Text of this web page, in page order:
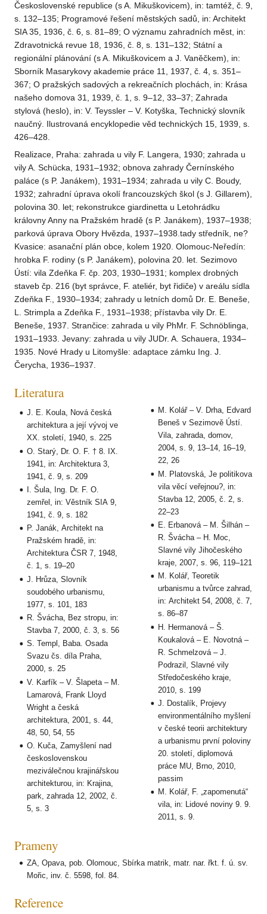
Československé republice (s A. Mikuškovicem), in: tamtéž, č. 9,
s. 132–135; Programové řešení městských sadů, in: Architekt
SIA 35, 1936, č. 6, s. 81–89; O významu zahradních měst, in:
Zdravotnická revue 18, 1936, č. 8, s. 131–132; Státní a
regionální plánování (s A. Mikuškovicem a J. Vaněčkem), in:
Sborník Masarykovy akademie práce 11, 1937, č. 4, s. 351–
367; O pražských sadových a rekreačních plochách, in: Krása
našeho domova 31, 1939, č. 1, s. 9–12, 33–37; Zahrada
stylová (heslo), in: V. Teyssler – V. Kotyška, Technický slovník
naučný. Ilustrovaná encyklopedie věd technických 15, 1939, s.
426–428.
Realizace, Praha: zahrada u vily F. Langera, 1930; zahrada u
vily A. Schücka, 1931–1932; obnova zahrady Černínského
paláce (s P. Janákem), 1931–1934; zahrada u vily C. Boudy,
1932; zahradní úprava okolí francouzských škol (s J. Gillarem),
polovina 30. let; rekonstrukce giardinetta u Letohrádku
královny Anny na Pražském hradě (s P. Janákem), 1937–1938;
parková úprava Obory Hvězda, 1937–1938.tady středník, ne?
Kvasice: asanační plán obce, kolem 1920. Olomouc-Neředín:
hrobka F. rodiny (s P. Janákem), polovina 20. let. Sezimovo
Ústí: vila Zdeňka F. čp. 203, 1930–1931; komplex drobných
staveb čp. 216 (byt správce, F. ateliér, byt řidiče) v areálu sídla
Zdeňka F., 1930–1934; zahrady u letních domů Dr. E. Beneše,
L. Strimpla a Zdeňka F., 1931–1938; přístavba vily Dr. E.
Beneše, 1937. Strančice: zahrada u vily PhMr. F. Schnöblinga,
1931–1933. Jevany: zahrada u vily JUDr. A. Schauera, 1934–
1935. Nové Hrady u Litomyšle: adaptace zámku Ing. J.
Čerycha, 1936–1937.
Literatura
J. E. Koula, Nová česká
architektura a její vývoj ve
XX. století, 1940, s. 225
O. Starý, Dr. O. F. † 8. IX.
1941, in: Architektura 3,
1941, č. 9, s. 209
I. Šula, Ing. Dr. F. O.
zemřel, in: Věstník SIA 9,
1941, č. 9, s. 182
P. Janák, Architekt na
Pražském hradě, in:
Architektura ČSR 7, 1948,
č. 1, s. 19–20
J. Hrůza, Slovník
soudobého urbanismu,
1977, s. 101, 183
R. Švácha, Bez stropu, in:
Stavba 7, 2000, č. 3, s. 56
S. Templ, Baba. Osada
Svazu čs. díla Praha,
2000, s. 25
V. Karfík – V. Šlapeta – M.
Lamarová, Frank Lloyd
Wright a česká
architektura, 2001, s. 44,
48, 50, 54, 55
O. Kuča, Zamyšlení nad
československou
meziválečnou krajinářskou
architekturou, in: Krajina,
park, zahrada 12, 2002, č.
5, s. 3
M. Kolář – V. Drha, Edvard
Beneš v Sezimově Ústí.
Vila, zahrada, domov,
2004, s. 9, 13–14, 16–19,
22, 26
M. Platovská, Je politikova
vila věcí veřejnou?, in:
Stavba 12, 2005, č. 2, s.
22–23
E. Erbanová – M. Šilhán –
R. Švácha – H. Moc,
Slavné vily Jihočeského
kraje, 2007, s. 96, 119–121
M. Kolář, Teoretik
urbanismu a tvůrce zahrad,
in: Architekt 54, 2008, č. 7,
s. 86–87
H. Hermanová – Š.
Koukalová – E. Novotná –
R. Schmelzová – J.
Podrazil, Slavné vily
Středočeského kraje,
2010, s. 199
J. Dostalík, Projevy
environmentálního myšlení
v české teorii architektury
a urbanismu první poloviny
20. století, diplomová
práce MU, Brno, 2010,
passim
M. Kolář, F. „zapomenutá“
vila, in: Lidové noviny 9. 9.
2011, s. 9.
Prameny
ZA, Opava, pob. Olomouc, Sbírka matrik, matr. nar. řkt. f. ú. sv.
Mořic, inv. č. 5598, fol. 84.
Reference